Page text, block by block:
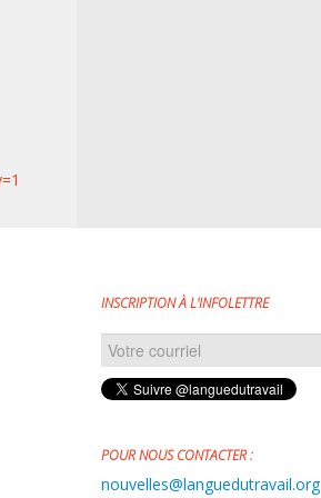
INSCRIPTION À L'INFOLETTRE
Courriel
*
POUR NOUS CONTACTER :
nouvelles@languedutravail.org